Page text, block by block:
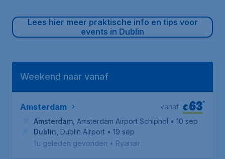
Lees hier meer praktische info en tips voor
events in Dublin
Weekend naar vanaf
Amsterdam €63*
vanaf
Amsterdam Amsterdam Airport Schiphol • 10 sep
Dublin Dublin Airport • 19 sep
1u geleden gevonden • Ryanair